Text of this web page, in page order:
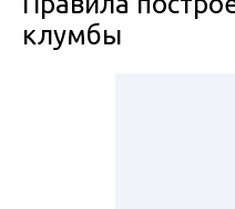
клумбы